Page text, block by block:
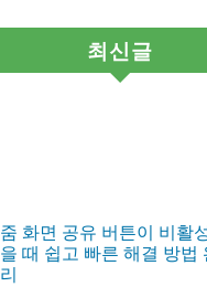
최신글
줌 화면 공유 버튼이 비활
을 때 쉽고 빠른 해결 방법
리